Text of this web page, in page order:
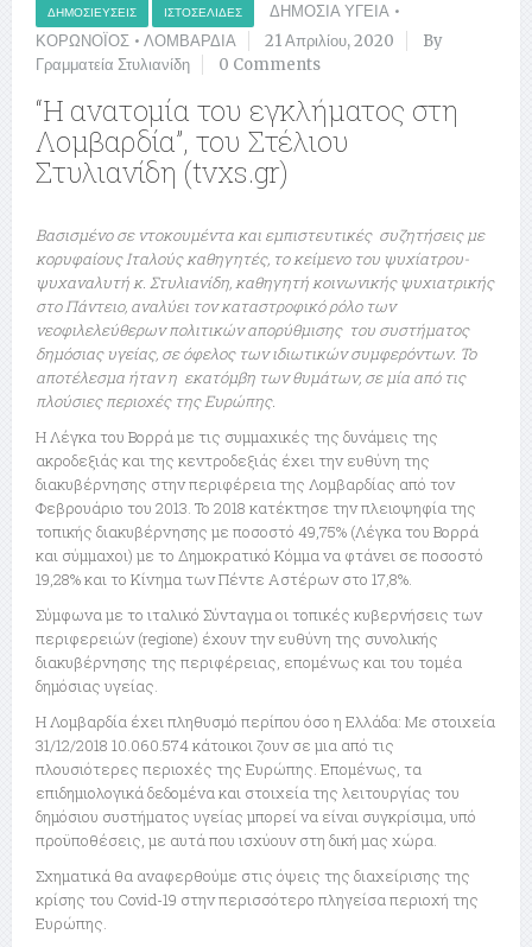
ΔΗΜΟΣΙΕΎΣΕΙΣ ΙΣΤΟΣΕΛΊΔΕΣ ΔΗΜΟΣΙΑ ΥΓΕΙΑ •
ΚΟΡΩΝΟΪΟΣ • ΛΟΜΒΑΡΔΙΑ 21 Απριλίου, 2020
By
Γραμματεία Στυλιανίδη
0 Comments
“Η ανατομία του εγκλήματος στη
Λομβαρδία”, του Στέλιου
Στυλιανίδη (tvxs.gr)
Bασισμένο σε ντοκουμέντα και εμπιστευτικές συζητήσεις με
κορυφαίους Ιταλούς καθηγητές, το κείμενο του ψυχίατρου-
ψυχαναλυτή κ. Στυλιανίδη, καθηγητή κοινωνικής ψυχιατρικής
στο Πάντειο, αναλύει τον καταστροφικό ρόλο των
νεοφιλελεύθερων πολιτικών απορύθμισης του συστήματος
δημόσιας υγείας, σε όφελος των ιδιωτικών συμφερόντων. Το
αποτέλεσμα ήταν η εκατόμβη των θυμάτων, σε μία από τις
πλούσιες περιοχές της Ευρώπης.
Η Λέγκα του Βορρά με τις συμμαχικές της δυνάμεις της
ακροδεξιάς και της κεντροδεξιάς έχει την ευθύνη της
διακυβέρνησης στην περιφέρεια της Λομβαρδίας από τον
Φεβρουάριο του 2013. Το 2018 κατέκτησε την πλειοψηφία της
τοπικής διακυβέρνησης με ποσοστό 49,75% (Λέγκα του Βορρά
και σύμμαχοι) με το Δημοκρατικό Κόμμα να φτάνει σε ποσοστό
19,28% και το Κίνημα των Πέντε Αστέρων στο 17,8%.
Σύμφωνα με το ιταλικό Σύνταγμα οι τοπικές κυβερνήσεις των
περιφερειών (regione) έχουν την ευθύνη της συνολικής
διακυβέρνησης της περιφέρειας, επομένως και του τομέα
δημόσιας υγείας.
Η Λομβαρδία έχει πληθυσμό περίπου όσο η Ελλάδα: Με στοιχεία
31/12/2018 10.060.574 κάτοικοι ζουν σε μια από τις
πλουσιότερες περιοχές της Ευρώπης. Επομένως, τα
επιδημιολογικά δεδομένα και στοιχεία της λειτουργίας του
δημόσιου συστήματος υγείας μπορεί να είναι συγκρίσιμα, υπό
προϋποθέσεις, με αυτά που ισχύουν στη δική μας χώρα.
Σχηματικά θα αναφερθούμε στις όψεις της διαχείρισης της
κρίσης του Covid-19 στην περισσότερο πληγείσα περιοχή της
Ευρώπης.